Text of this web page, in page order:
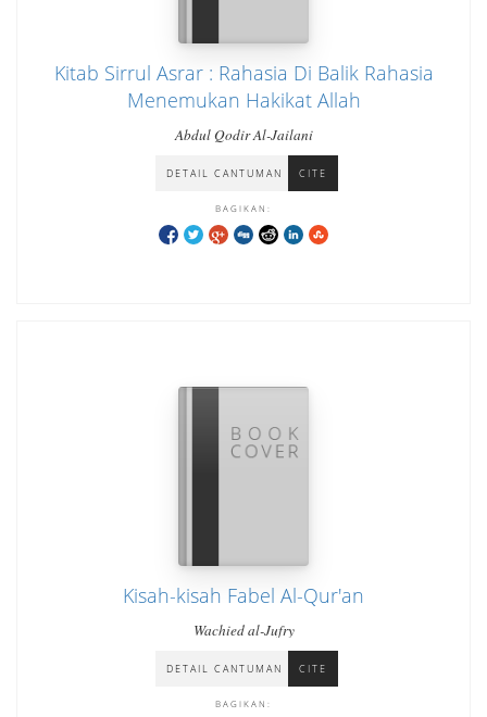
Kitab Sirrul Asrar : Rahasia Di Balik Rahasia
Menemukan Hakikat Allah
Abdul Qodir Al-Jailani
DETAIL CANTUMAN CITE
BAGIKAN:
Kisah-kisah Fabel Al-Qur'an
Wachied al-Jufry
DETAIL CANTUMAN CITE
BAGIKAN: